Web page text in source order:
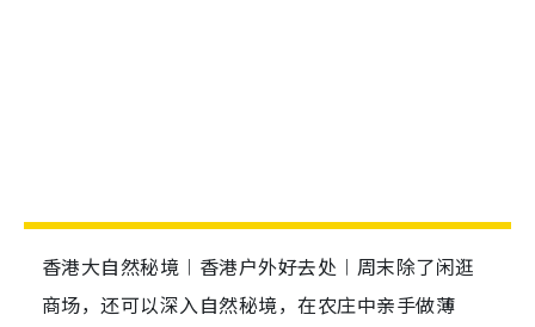
香港大自然秘境︱香港户外好去处︱周末除了闲逛
商场，还可以深入自然秘境，在农庄中亲手做薄